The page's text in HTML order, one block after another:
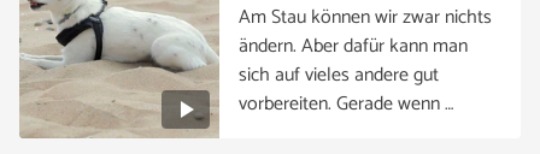
Am Stau können wir zwar nichts
ändern. Aber dafür kann man
sich auf vieles andere gut
vorbereiten. Gerade wenn …